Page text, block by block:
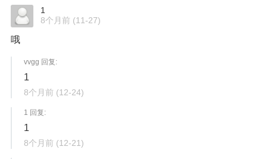
1
8个月前 (11-27)
哦
vvgg 回复:
1
8个月前 (12-24)
1 回复:
1
8个月前 (12-21)